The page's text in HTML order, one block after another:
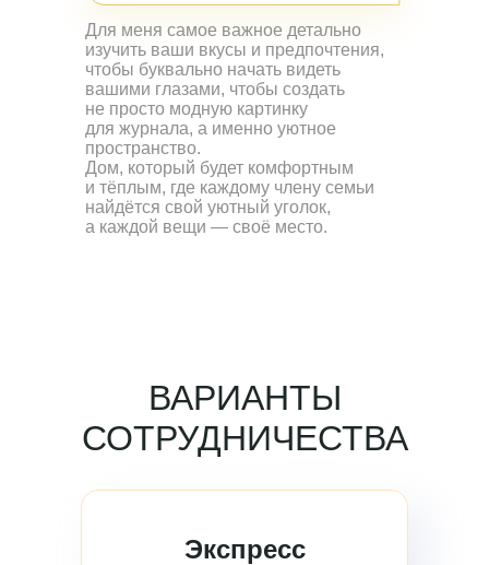
Для меня самое важное детально
изучить ваши вкусы и предпочтения,
чтобы буквально начать видеть
вашими глазами, чтобы создать
не просто модную картинку
для журнала, а именно уютное
пространство.
Дом, который будет комфортным
и тёплым, где каждому члену семьи
найдётся свой уютный уголок,
а каждой вещи — своё место.
Экспресс
ВАРИАНТЫ
СОТРУДНИЧЕСТВА